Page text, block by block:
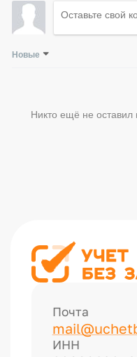
Новые
Никто ещё не оставил
Почта
ИНН